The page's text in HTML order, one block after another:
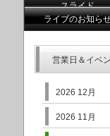
スライド
ライブのお知ら
営業日＆イベ
2026 12月
2026 11月